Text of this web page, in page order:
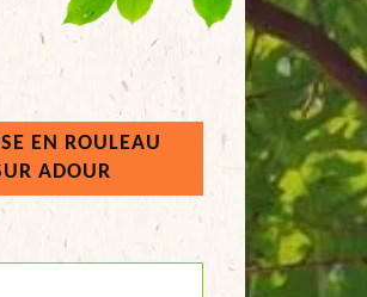
EN ROULEAU
ADOUR